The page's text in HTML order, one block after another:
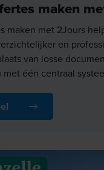
maken
maken met 2Jours
en
van losse
met één centraal
bouwbedrijven
minder fouten en